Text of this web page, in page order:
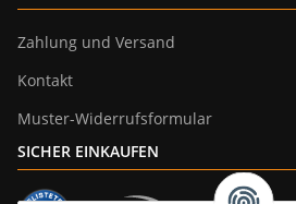
Zahlung und Versand
Kontakt
Muster-Widerrufsformular
SICHER EINKAUFEN